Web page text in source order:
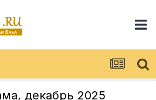
декабрь 2025